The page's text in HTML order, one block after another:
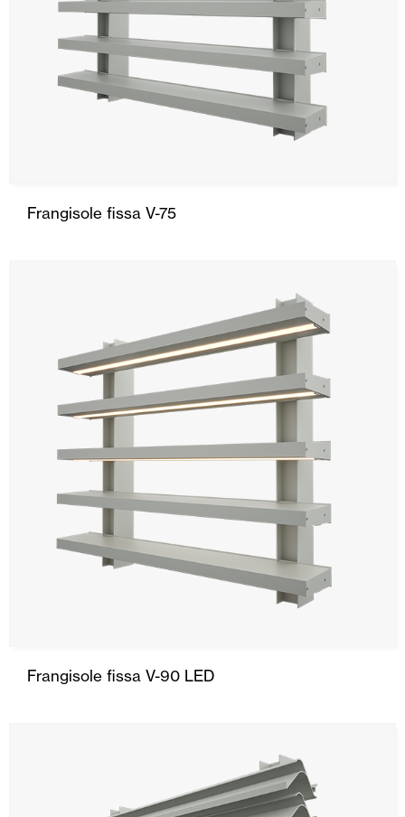
Frangisole fissa V-75
Frangisole fissa V-90 LED